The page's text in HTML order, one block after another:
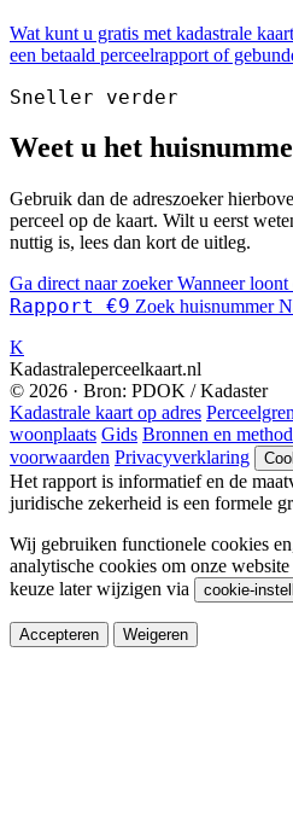
Wat kunt u gratis met kadastrale
een betaald perceelrapport of
Sneller verder
Weet u het
Gebruik dan de adreszoeker
perceel op de kaart. Wilt u eerst
nuttig is, lees dan kort de uitleg.
Ga direct naar zoekerWanneer loont
Rapport €9 Zoek huisnummer
K
Kadastraleperceelkaart.nl
© 2026 · Bron: PDOK / Kadaster
Kadastrale kaart op adres
woonplaats Gids Bronnen en
voorwaarden Privacyverklaring
Het rapport is informatief en de
juridische zekerheid is een formele
Wij gebruiken functionele cookies
analytische cookies om onze
keuze later wijzigen via
cookie-
Accepteren Weigeren